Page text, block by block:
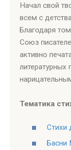
Начал свой
всем с
Благодаря
Союз
активно
литературных
Тематика
Стихи
Басни